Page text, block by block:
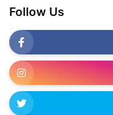
Follow Us